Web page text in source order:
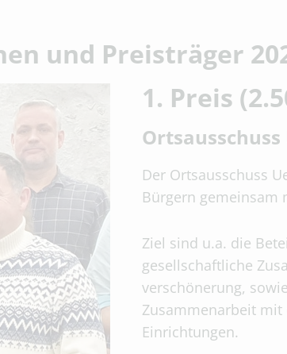
und Preisträger
1. Preis
Der Ortsausschuss
Bürgern gemeinsam
Ziel sind u.a. die
gesellschaftliche
verschönerung,
Zusammenarbeit
Einrichtungen.